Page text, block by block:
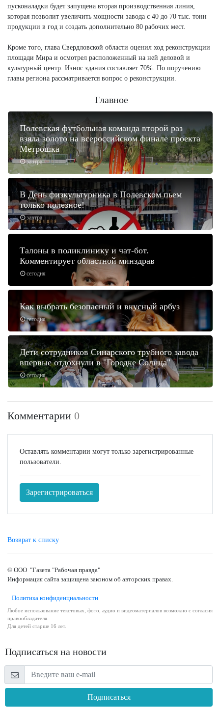
пусконаладки будет запущена вторая производственная линия,
которая позволит увеличить мощности завода с 40 до 70 тыс. тонн
продукции в год и создать дополнительно 80 рабочих мест.
Кроме того, глава Свердловской области оценил ход реконструкции
площади Мира и осмотрел расположенный на ней деловой и
культурный центр. Износ здания составляет 70%. По поручению
главы региона рассматривается вопрос о реконструкции.
Главное
завтра
Полевская футбольная команда второй раз
взяла золото на всероссийском финале проекта
Метрошка
завтра
В День физкультурника в Полевском пьем
только полезное!
сегодня
Талоны в поликлинику и чат-бот.
Комментирует областной минздрав
сегодня
Как выбрать безопасный и вкусный арбуз
сегодня
Дети сотрудников Синарского трубного завода
впервые отдохнули в "Городке Солнца"
Комментарии 0
Оставлять комментарии могут только зарегистрированные
пользователи.
Зарегистрироваться
Возврат к списку
© ООО "Газета "Рабочая правда"
Информация сайта защищена законом об авторских правах.
Политика конфиденциальности
Любое использование текстовых, фото, аудио и видеоматериалов возможно с согласия
правообладателя.
Для детей старше 16 лет.
Подписаться на новости
Подписаться